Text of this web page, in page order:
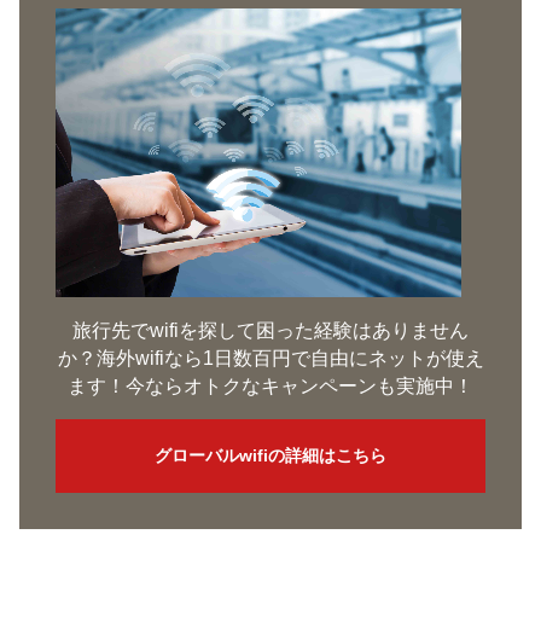
旅行先でwifiを探して困った経験はありません
か？海外wifiなら1日数百円で自由にネットが使え
ます！今ならオトクなキャンペーンも実施中！
グローバルwifiの詳細はこちら